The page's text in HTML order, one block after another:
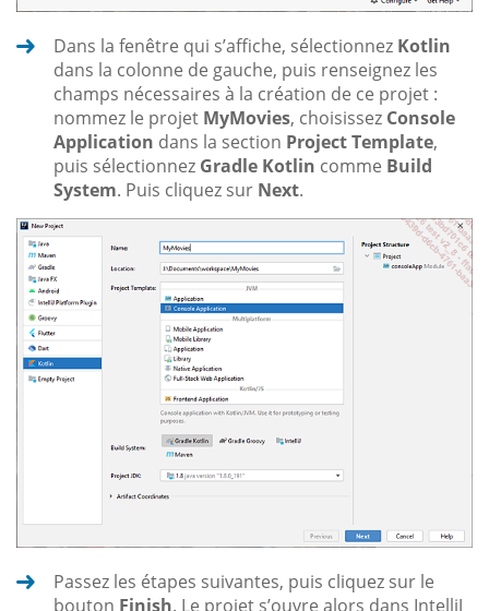
Dans la fenêtre qui s’affiche, sélectionnez Kotlin
dans la colonne de gauche, puis renseignez les
champs nécessaires à la création de ce projet :
nommez le projet MyMovies, choisissez Console
Application dans la section Project Template,
puis sélectionnez Gradle Kotlin comme Build
System. Puis cliquez sur Next.
Passez les étapes suivantes, puis cliquez sur le
bouton Finish. Le projet s’ouvre alors dans IntelliJ